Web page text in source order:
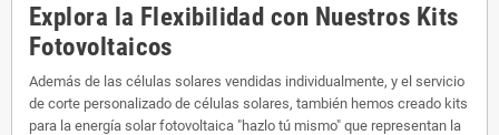
Explora la Flexibilidad con Nuestros Kits
Fotovoltaicos
Además de las células solares vendidas individualmente, y el servicio
de corte personalizado de células solares, también hemos creado kits
para la energía solar fotovoltaica "hazlo tú mismo" que representan la